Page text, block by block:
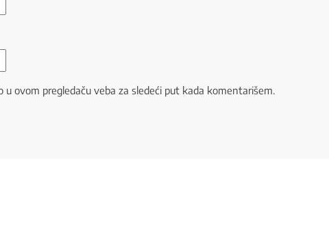
ovom pregledaču veba za sledeći put kada komentarišem.